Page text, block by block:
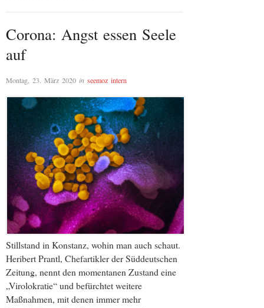
Corona: Angst essen Seele
auf
Montag, 23. März 2020 in seemoz intern
Stillstand in Konstanz, wohin man auch schaut.
Heribert Prantl, Chefartikler der Süddeutschen
Zeitung, nennt den momentanen Zustand eine
„Virolokratie“ und befürchtet weitere
Maßnahmen, mit denen immer mehr